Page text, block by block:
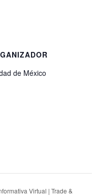
de México
Virtual | Trade &